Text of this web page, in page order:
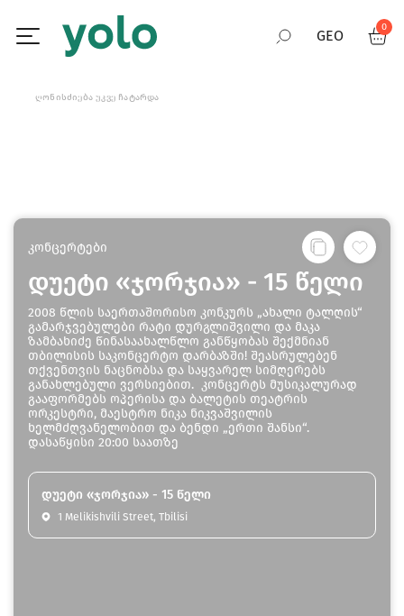
GEO
0
ᲦᲝᲜᲘᲡᲫᲘᲔᲑᲐ ᲣᲙᲕᲔ ᲩᲐᲢᲐᲠᲓᲐ
კონცერტები
დუეტი «ჯორჯია» - 15 წელი
2008 წლის საერთაშორისო კონკურს „ახალი ტალღის“
გამარჯვებულები რატი დურგლიშვილი და მაკა
ზამბახიძე წინასაახალწლო განწყობას შექმნიან
თბილისის საკონცერტო დარბაზში! შეასრულებენ
თქვენთვის ნაცნობსა და საყვარელ სიმღერებს
განახლებული ვერსიებით. კონცერტს მუსიკალურად
გააფორმებს ოპერისა და ბალეტის თეატრის
ორკესტრი, მაესტრო ნიკა ნიკვაშვილის
ხელმძღვანელობით და ბენდი „ერთი შანსი“.
დასაწყისი 20:00 საათზე
დუეტი «ჯორჯია» - 15 წელი
1 Melikishvili Street, Tbilisi